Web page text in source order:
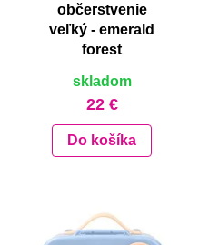
občerstvenie
veľký - emerald
forest
skladom
22 €
Do košíka